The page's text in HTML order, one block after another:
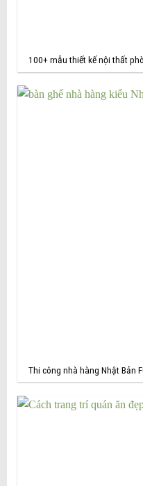
100+ mẫu thiết kế nội thất
Thi công nhà hàng Nhật Bản